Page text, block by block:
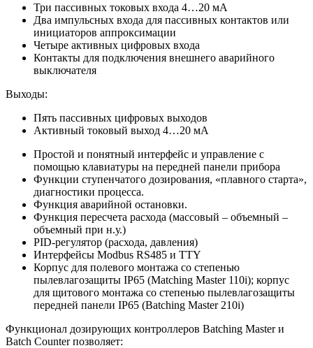
Три пассивных токовых входа 4…20 мА
Два импульсных входа для пассивных контактов или
инициаторов аппроксимации
Четыре активных цифровых входа
Контакты для подключения внешнего аварийного
выключателя
Выходы:
Пять пассивных цифровых выходов
Активный токовый выход 4…20 мА
Простой и понятный интерфейс и управление с
помощью клавиатуры на передней панели прибора
Функции ступенчатого дозирования, «плавного старта»,
диагностики процесса.
Функция аварийной остановки.
Функция пересчета расхода (массовый – объемный –
объемный при н.у.)
PID-регулятор (расхода, давления)
Интерфейсы Modbus RS485 и TTY
Корпус для полевого монтажа со степенью
пылевлагозащиты IP65 (Matching Master 110i); корпус
для щитового монтажа со степенью пылевлагозащиты
передней панели IP65 (Batching Master 210i)
Функционал дозирующих контроллеров Batching Master и
Batch Counter позволяет: